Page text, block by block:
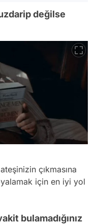
değilse
ateşinizin çıkmasına
için en iyi yol
bulamadığınız